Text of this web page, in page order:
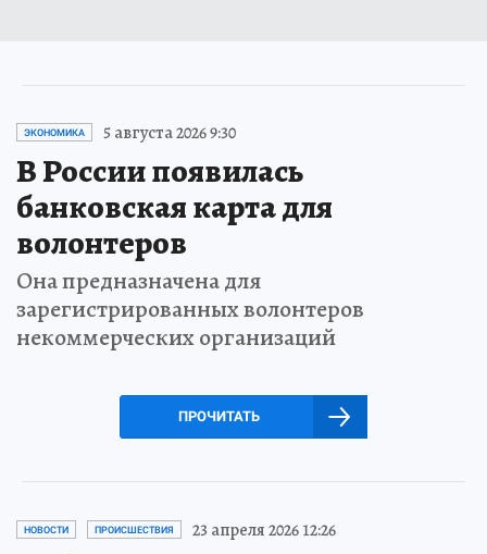
ЭКОНОМИКА 5 августа 2026 9:30
В России появилась
банковская карта для
волонтеров
Она предназначена для
зарегистрированных волонтеров
некоммерческих организаций
ПРОЧИТАТЬ
НОВОСТИ ПРОИСШЕСТВИЯ 23 апреля 2026 12:26